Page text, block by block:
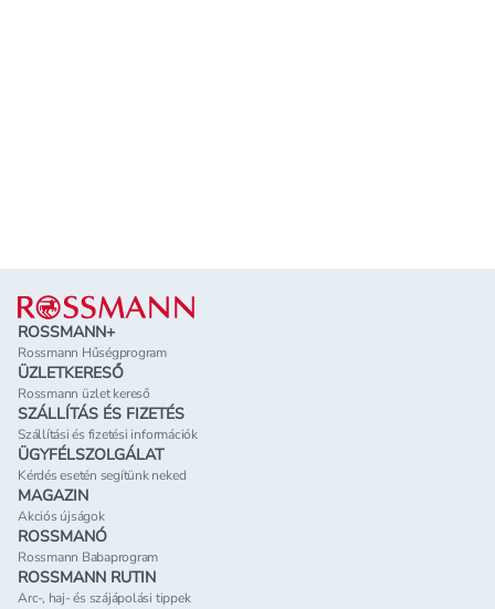
Lábléc
ROSSMANN+
Rossmann Hűségprogram
ÜZLETKERESŐ
Rossmann üzlet kereső
SZÁLLÍTÁS ÉS FIZETÉS
Szállítási és fizetési információk
ÜGYFÉLSZOLGÁLAT
Kérdés esetén segítünk neked
MAGAZIN
Akciós újságok
ROSSMANÓ
Rossmann Babaprogram
ROSSMANN RUTIN
Arc-, haj- és szájápolási tippek